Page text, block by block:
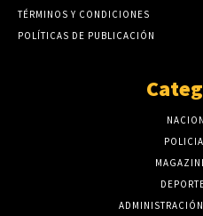
TÉRMINOS Y CONDICIONES
POLÍTICAS DE PUBLICACIÓN